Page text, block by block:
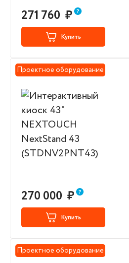
271 760 ₽
Купить
Проектное оборудование
270 000 ₽
Купить
Проектное оборудование